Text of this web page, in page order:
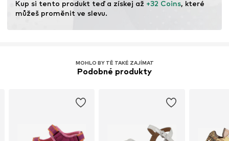
Kup si tento produkt teď a získej až +32 Coins, které
můžeš proměnit ve slevu.
MOHLO BY TĚ TAKÉ ZAJÍMAT
Podobné produkty